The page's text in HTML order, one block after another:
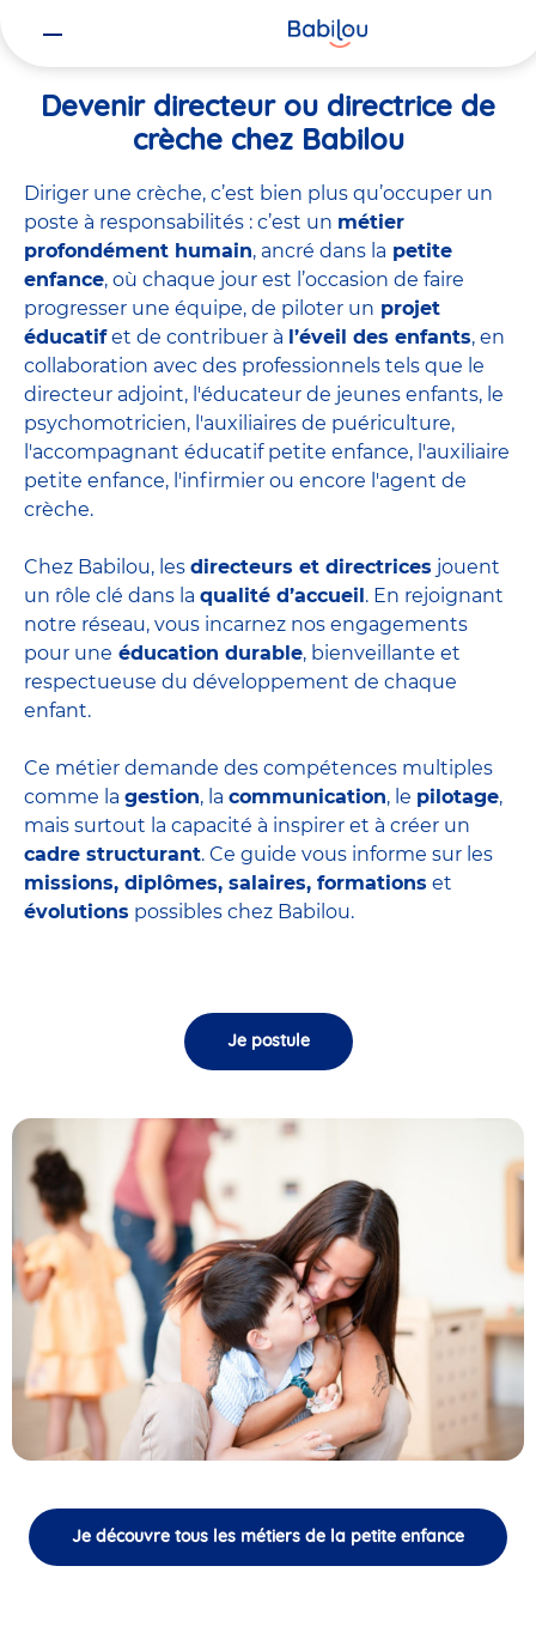
Devenir directeur ou directrice de
crèche chez Babilou
Diriger une crèche, c’est bien plus qu’occuper un
poste à responsabilités : c’est un métier
profondément humain, ancré dans la petite
enfance, où chaque jour est l’occasion de faire
progresser une équipe, de piloter un projet
éducatifet de contribuer à l’éveil des enfants, en
collaboration avec des professionnels tels que le
directeur adjoint, l'éducateur de jeunes enfants, le
psychomotricien, l'auxiliaires de puériculture,
l'accompagnant éducatif petite enfance, l'auxiliaire
petite enfance, l'infirmier ou encore l'agent de
crèche.
Chez Babilou, les directeurs et directrices jouent
un rôle clé dans la qualité d’accueil. En rejoignant
notre réseau, vous incarnez nos engagements
pour une éducation durable, bienveillante et
respectueuse du développement de chaque
enfant.
Ce métier demande des compétences multiples
comme la gestion, la communication, le pilotage,
mais surtout la capacité à inspirer et à créer un
cadre structurant. Ce guide vous informe sur les
missions, diplômes, salaires, formations et
évolutions possibles chez Babilou.
Je postule
Je découvre tous les métiers de la petite enfance